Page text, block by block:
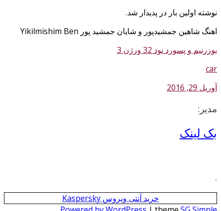
نوشته اولین بار در پدیدار شد.
اهنگ شاهین جمشیدپور و شایان جمشید پور Yikilmishim Ben
یوزرنیم و پسورد نود 32 ورژن 3
car
آوریل 29, 2016
مدیر:
بک لینک
.
خرید آنتی ویروس Kaspersky